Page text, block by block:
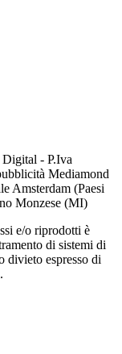
- P.Iva
Mediamond
Amsterdam (Paesi
Monzese (MI)
e/o riprodotti è
di sistemi di
divieto espresso di